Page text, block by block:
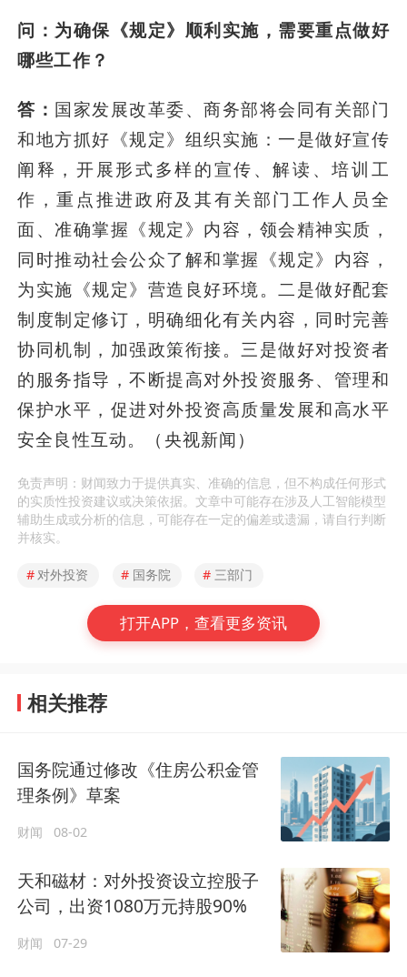
问：为确保《规定》顺利实施，需要重点做好
哪些工作？
答： 国家发展改革委、商务部将会同有关部门
和地方抓好《规定》组织实施：一是做好宣传
阐释，开展形式多样的宣传、解读、培训工
作，重点推进政府及其有关部门工作人员全
面、准确掌握《规定》内容，领会精神实质，
同时推动社会公众了解和掌握《规定》内容，
为实施《规定》营造良好环境。二是做好配套
制度制定修订，明确细化有关内容，同时完善
协同机制，加强政策衔接。三是做好对投资者
的服务指导，不断提高对外投资服务、管理和
保护水平，促进对外投资高质量发展和高水平
安全良性互动。（央视新闻）
免责声明：财闻致力于提供真实、准确的信息，但不构成任何形式
的实质性投资建议或决策依据。文章中可能存在涉及人工智能模型
辅助生成或分析的信息，可能存在一定的偏差或遗漏，请自行判断
并核实。
#对外投资 # 国务院 # 三部门
打开APP，查看更多资讯
相关推荐
国务院通过修改《住房公积金管
理条例》草案
财闻 08-02
天和磁材：对外投资设立控股子
公司，出资1080万元持股90%
财闻 07-29